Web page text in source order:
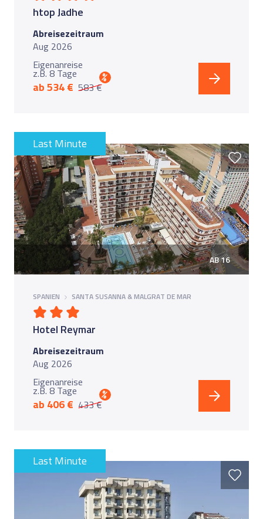
htop Jadhe
Abreisezeitraum
Aug 2026
Eigenanreise
z.B. 8 Tage
ab 534 € 583 €
%
Last Minute
AB 16
SPANIEN SANTA SUSANNA & MALGRAT DE MAR
Hotel Reymar
Abreisezeitraum
Aug 2026
Eigenanreise
z.B. 8 Tage
ab 406 € 433 €
%
Last Minute